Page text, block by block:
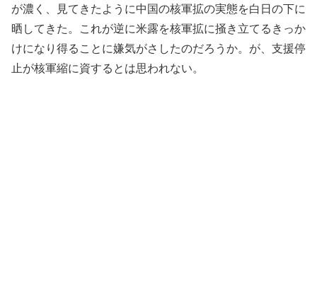
が濃く、見てきたように中国の核軍拡の実態を白日の下に
晒してきた。これが逆に米露を核軍拡に掻き立てるきっか
けになり得ることに嫌気がさしたのだろうか。が、支援停
止が核軍縮に資するとは思われない。